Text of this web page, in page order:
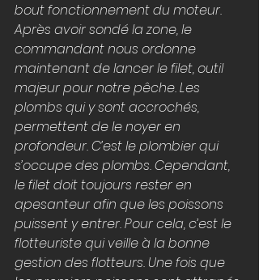
bout fonctionnement du moteur.
Après avoir sondé la zone, le
commandant nous ordonne
maintenant de lancer le filet, outil
majeur pour notre pêche. Les
plombs qui y sont accrochés,
permettent de le noyer en
profondeur. C’est le plombier qui
s’occupe des plombs. Cependant,
le filet doit toujours rester en
apesanteur afin que les poissons
puissent y entrer. Pour cela, c’est le
flotteuriste qui veille à la bonne
gestion des flotteurs. Une fois que